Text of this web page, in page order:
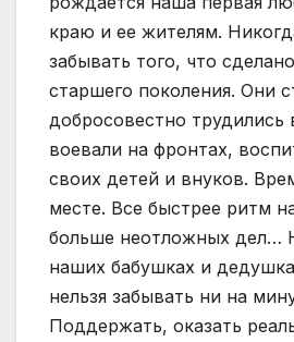
краю и ее жителям.
забывать того, что
старшего поколения. Они
добросовестно
воевали на фронтах,
своих детей и внуков.
месте. Все быстрее ритм
больше неотложных дел…
наших бабушках и
нельзя забывать ни на
Поддержать, оказать